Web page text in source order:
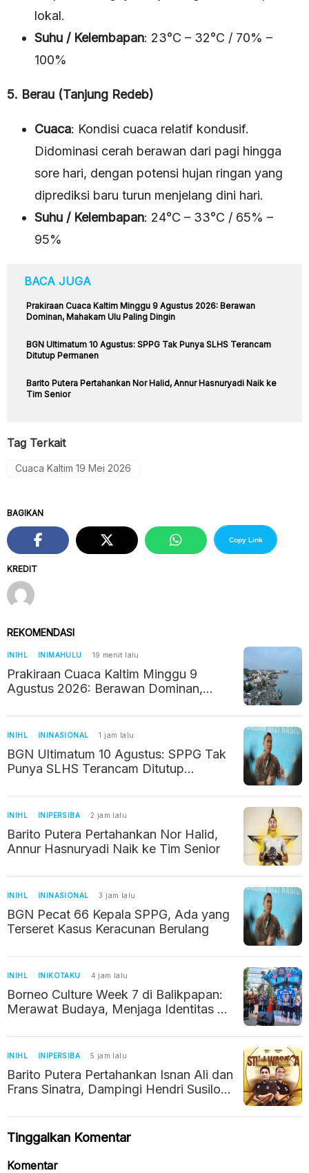
lokal.
Suhu / Kelembapan: 23°C – 32°C / 70% –
100%
5. Berau (Tanjung Redeb)
Cuaca: Kondisi cuaca relatif kondusif.
Didominasi cerah berawan dari pagi hingga
sore hari, dengan potensi hujan ringan yang
diprediksi baru turun menjelang dini hari.
Suhu / Kelembapan: 24°C – 33°C / 65% –
95%
BACA JUGA
Prakiraan Cuaca Kaltim Minggu 9 Agustus 2026: Berawan
Dominan, Mahakam Ulu Paling Dingin
BGN Ultimatum 10 Agustus: SPPG Tak Punya SLHS Terancam
Ditutup Permanen
Barito Putera Pertahankan Nor Halid, Annur Hasnuryadi Naik ke
Tim Senior
Tag Terkait
Cuaca Kaltim 19 Mei 2026
KREDIT
BAGIKAN
Copy Link
REKOMENDASI
INIHL INIMAHULU 19 menit lalu
Prakiraan Cuaca Kaltim Minggu 9
Agustus 2026: Berawan Dominan,
INIHL ININASIONAL 1 jam lalu
BGN Ultimatum 10 Agustus: SPPG Tak
Punya SLHS Terancam Ditutup
INIHL INIPERSIBA 2 jam lalu
Barito Putera Pertahankan Nor Halid,
Annur Hasnuryadi Naik ke Tim Senior
INIHL ININASIONAL 3 jam lalu
BGN Pecat 66 Kepala SPPG, Ada yang
Terseret Kasus Keracunan Berulang
INIHL INIKOTAKU 4 jam lalu
Borneo Culture Week 7 di Balikpapan:
Merawat Budaya, Menjaga Identitas di
INIHL INIPERSIBA 5 jam lalu
Barito Putera Pertahankan Isnan Ali dan
Frans Sinatra, Dampingi Hendri Susilo
Tinggalkan Komentar
Komentar